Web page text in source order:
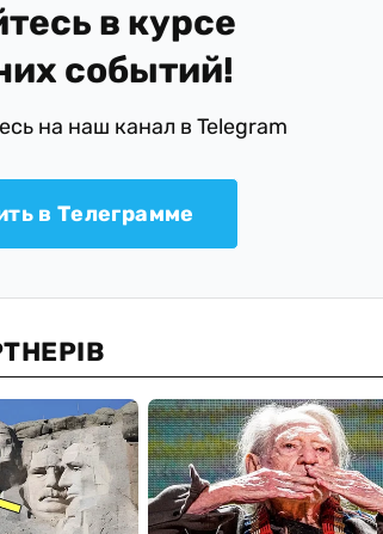
в курсе
событий!
на наш канал в Telegram
в Телеграмме